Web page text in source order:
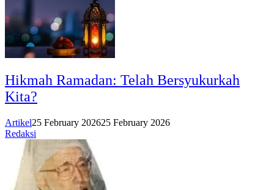
Hikmah Ramadan: Telah Bersyukurkah
Kita?
Artikel25 February 202625 February 2026
Redaksi